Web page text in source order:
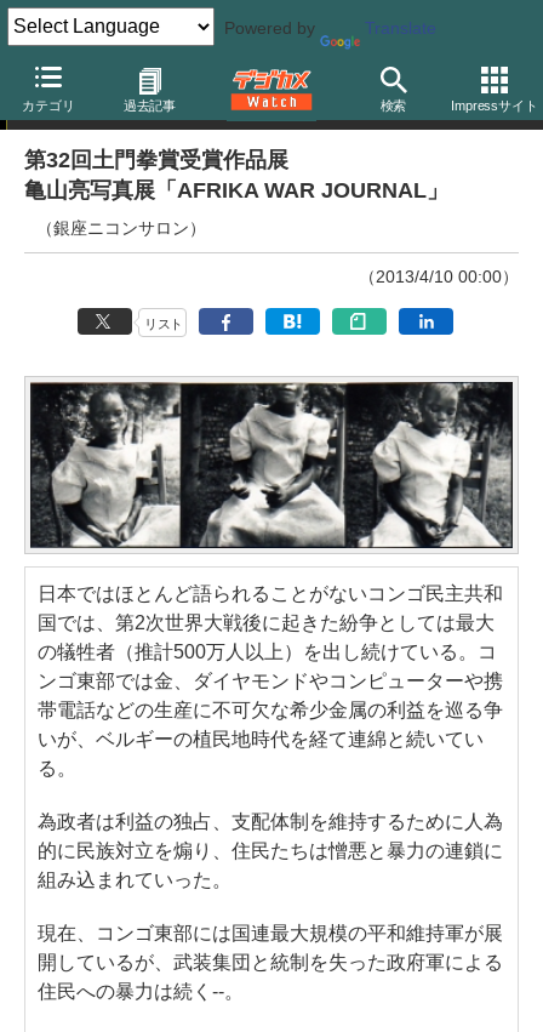
Powered by Translate
カテゴリ 過去記事 検索 Impressサイト
ニュース
第32回土門拳賞受賞作品展
亀山亮写真展「AFRIKA WAR JOURNAL」
（銀座ニコンサロン）
（2013/4/10 00:00）
リスト
日本ではほとんど語られることがないコンゴ民主共和
国では、第2次世界大戦後に起きた紛争としては最大
の犠牲者（推計500万人以上）を出し続けている。コ
ンゴ東部では金、ダイヤモンドやコンピューターや携
帯電話などの生産に不可欠な希少金属の利益を巡る争
いが、ベルギーの植民地時代を経て連綿と続いてい
る。
為政者は利益の独占、支配体制を維持するために人為
的に民族対立を煽り、住民たちは憎悪と暴力の連鎖に
組み込まれていった。
現在、コンゴ東部には国連最大規模の平和維持軍が展
開しているが、武装集団と統制を失った政府軍による
住民への暴力は続く--。